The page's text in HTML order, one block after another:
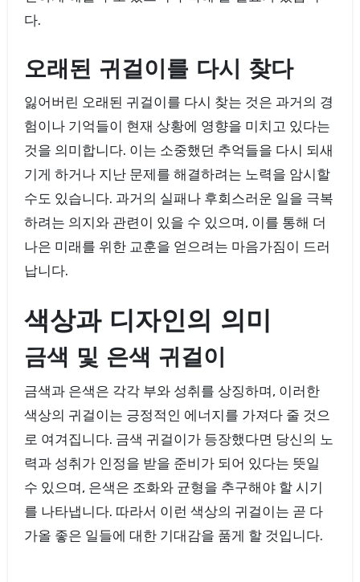
다.
오래된 귀걸이를 다시 찾다
잃어버린 오래된 귀걸이를 다시 찾는 것은 과거의 경
험이나 기억들이 현재 상황에 영향을 미치고 있다는
것을 의미합니다. 이는 소중했던 추억들을 다시 되새
기게 하거나 지난 문제를 해결하려는 노력을 암시할
수도 있습니다. 과거의 실패나 후회스러운 일을 극복
하려는 의지와 관련이 있을 수 있으며, 이를 통해 더
나은 미래를 위한 교훈을 얻으려는 마음가짐이 드러
납니다.
색상과 디자인의 의미
금색 및 은색 귀걸이
금색과 은색은 각각 부와 성취를 상징하며, 이러한
색상의 귀걸이는 긍정적인 에너지를 가져다 줄 것으
로 여겨집니다. 금색 귀걸이가 등장했다면 당신의 노
력과 성취가 인정을 받을 준비가 되어 있다는 뜻일
수 있으며, 은색은 조화와 균형을 추구해야 할 시기
를 나타냅니다. 따라서 이런 색상의 귀걸이는 곧 다
가올 좋은 일들에 대한 기대감을 품게 할 것입니다.